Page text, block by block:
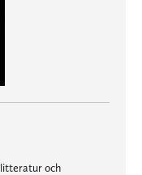
och